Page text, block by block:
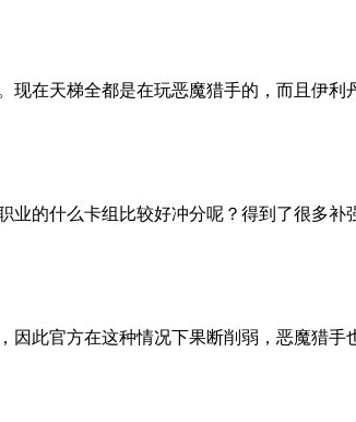
在天梯全都是在玩恶魔猎手的，而且伊利
的什么卡组比较好冲分呢？得到了很多补
此官方在这种情况下果断削弱，恶魔猎手